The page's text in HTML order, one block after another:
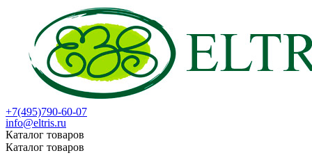
+7(495)790-60-07
info@eltris.ru
Каталог товаров
Каталог товаров